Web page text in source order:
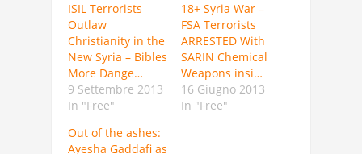
ISIL Terrorists
Outlaw
Christianity in the
New Syria – Bibles
More Dange…
9 Settembre 2013
In "Free"
18+ Syria War –
FSA Terrorists
ARRESTED With
SARIN Chemical
Weapons insi…
16 Giugno 2013
In "Free"
Out of the ashes:
Ayesha Gaddafi as